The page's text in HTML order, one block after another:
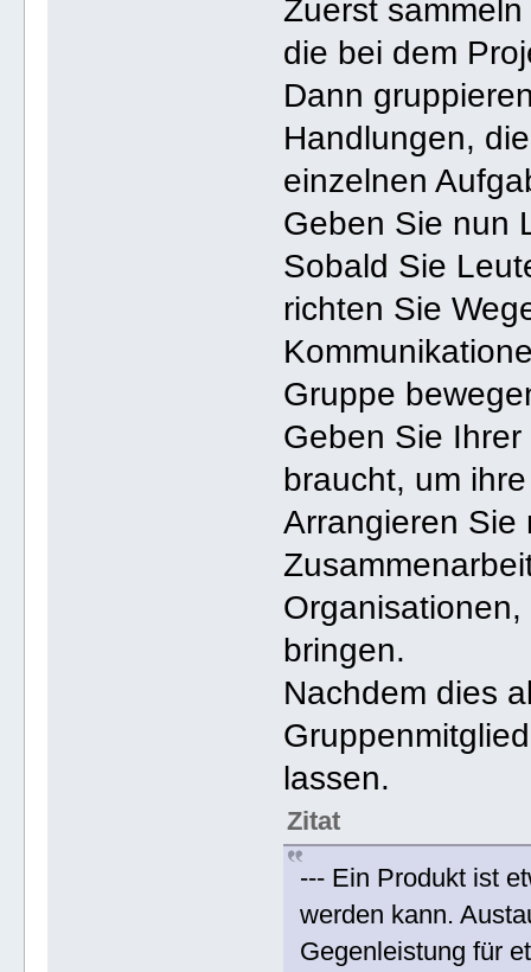
Zuerst
die bei dem
Dann
Handlungen,
einzelnen
Geben Sie nun
Sobald Sie
richten Sie
Gruppe
Geben Sie
braucht, um
Arrangieren Sie
bringen.
Nachdem dies
lassen.
Zitat
--- Ein Produkt ist
werden kann.
Gegenleistung für